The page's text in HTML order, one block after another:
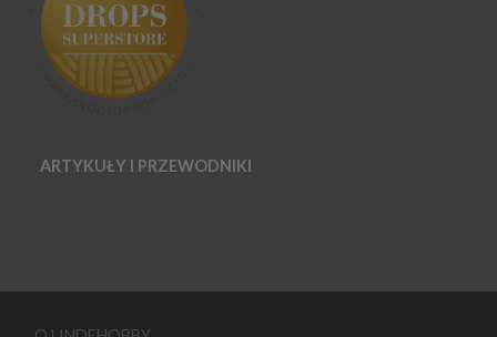
ARTYKUŁY I PRZEWODNIKI